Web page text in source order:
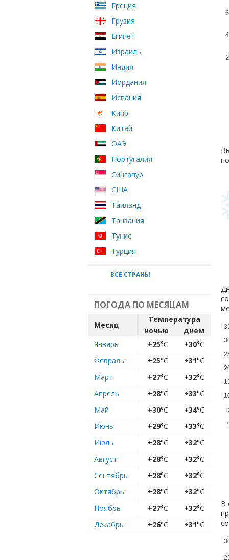
Греция
Грузия
Египет
Израиль
Индия
Иордания
Испания
Кипр
Китай
ОАЭ
Португалия
Сингапур
США
Таиланд
Танзания
Тунис
Турция
ВСЕ СТРАНЫ
ПОГОДА ПО МЕСЯЦАМ
Месяц
Температура
ночью
днем
Январь
+25°C +30°C
Февраль
+25°C +31°C
Март
+27°C +32°C
Апрель
+28°C +33°C
Май
+30°C +34°C
Июнь
+29°C +33°C
Июль
+28°C +32°C
Август
+28°C +32°C
Сентябрь
+28°C +32°C
Октябрь
+28°C +32°C
Ноябрь
+27°C +32°C
Декабрь
+26°C +31°C
В